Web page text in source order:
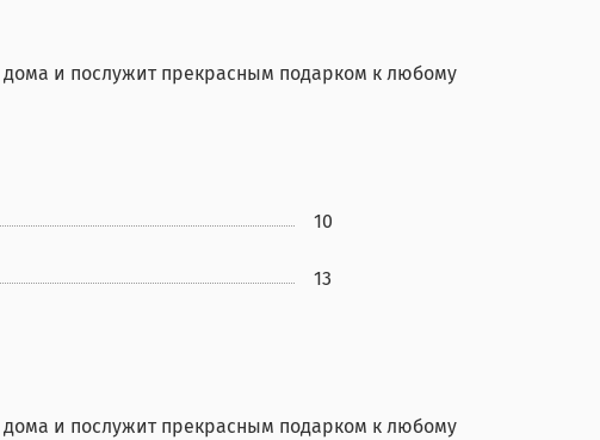
и послужит прекрасным подарком к любому
10
13
и послужит прекрасным подарком к любому